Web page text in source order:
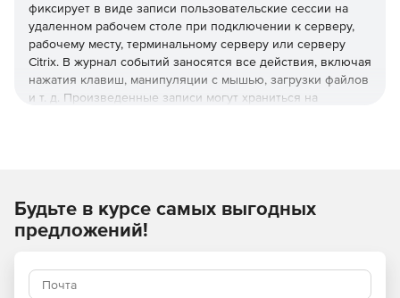
фиксирует в виде записи пользовательские сессии на
удаленном рабочем столе при подключении к серверу,
рабочему месту, терминальному серверу или серверу
Citrix. В журнал событий заносятся все действия, включая
нажатия клавиш, манипуляции с мышью, загрузки файлов
и т. д. Произведенные записи могут храниться на
перематывая вперед или назад или переходя к
определенному моменту в видео.Программный
интерфейс RecordTS обеспечивает интеграцию в
сетевой безопасности или другие программы, требующие
записи сессий. RecordTS обеспечивает надежную защиту
Будьте в курсе самых выгодных
предложений!